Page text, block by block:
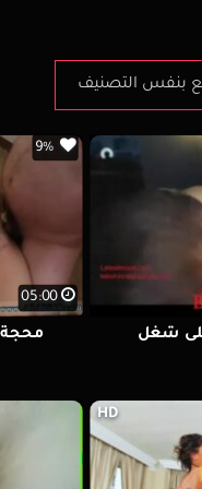
بنفس التصنيف
05:00
9%
محجة شغل
HD